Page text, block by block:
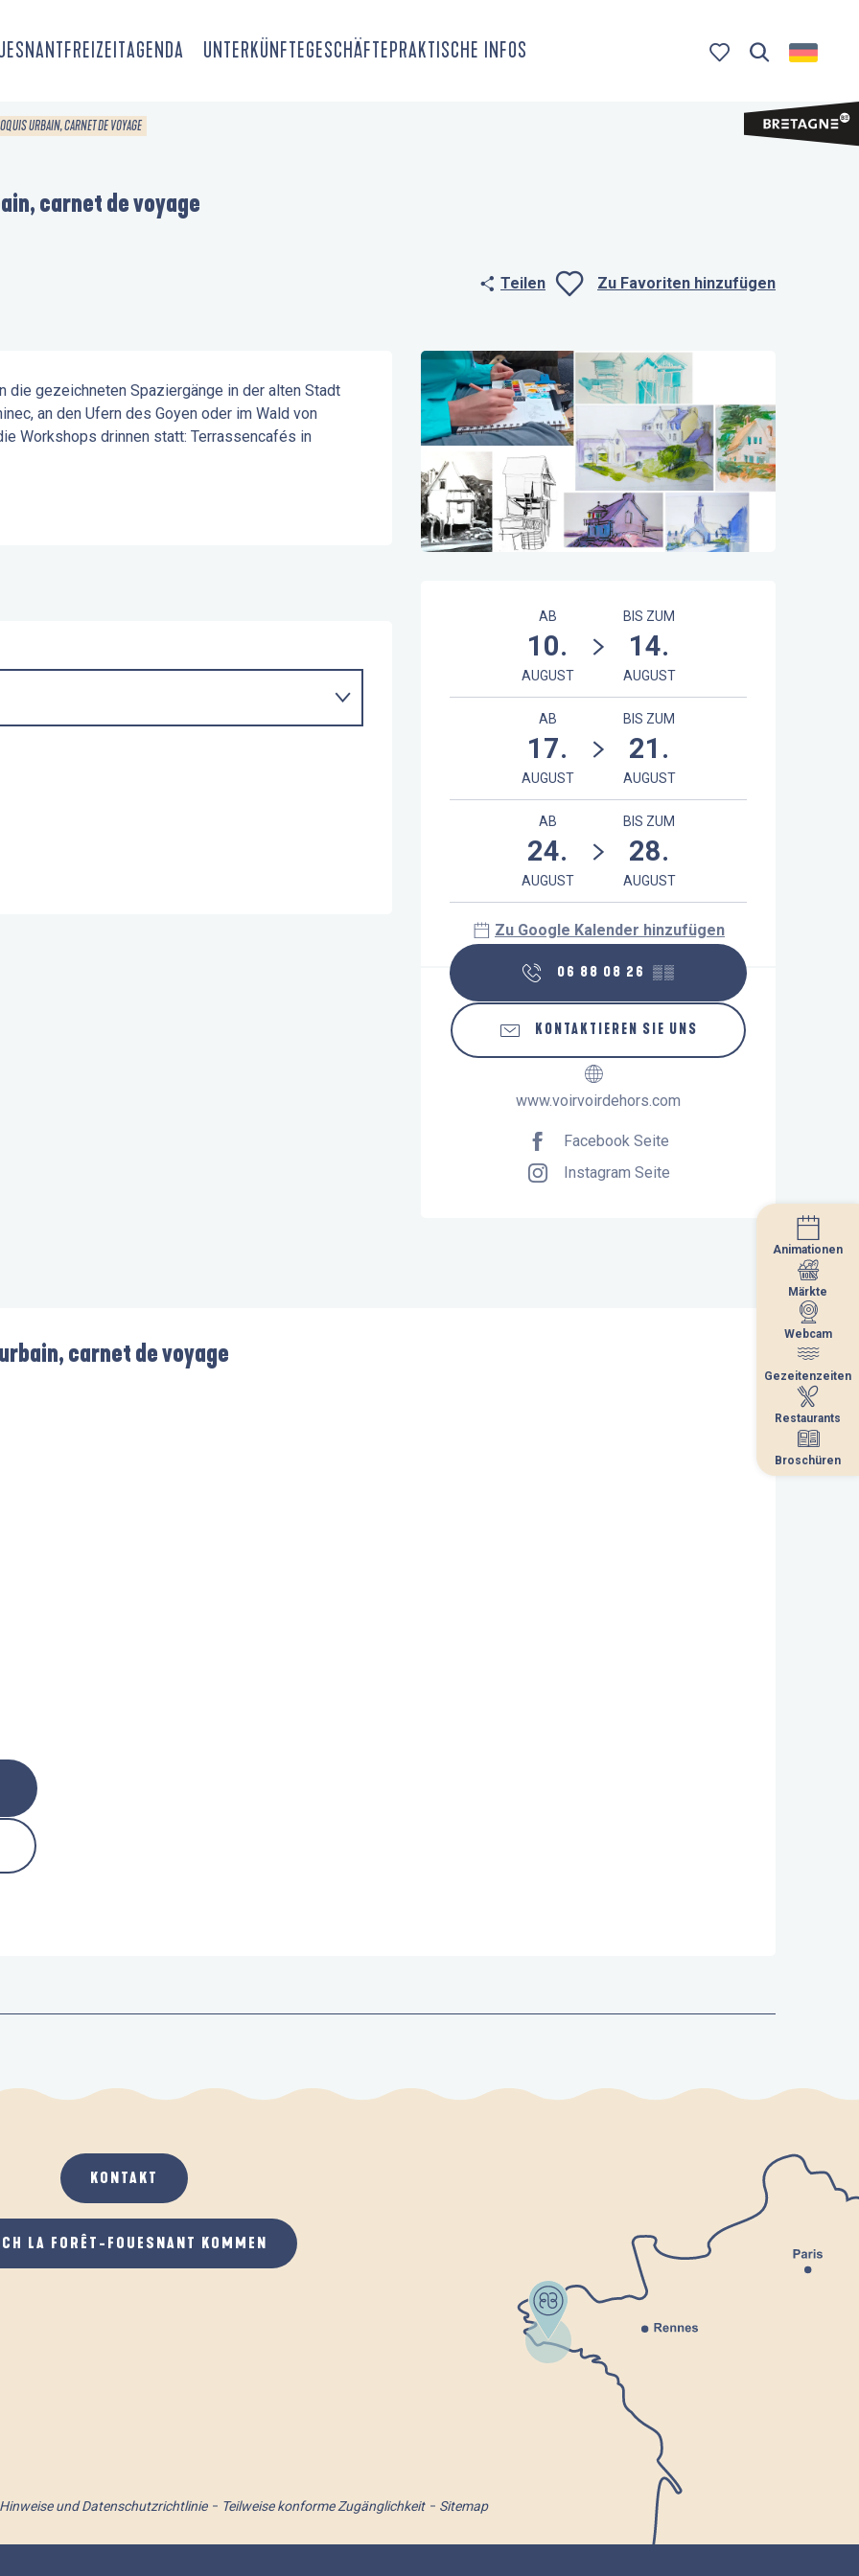
FREIZEITAGENDA UNTERKÜNFTEGESCHÄFTEPRAKTISCHE INFOS
Animationen
Märkte
Webcam
Gezeitenzeiten
Restaurants
Broschüren
URBAIN, CARNET DE VOYAGE
carnet de voyage
Teilen Zu Favoriten hinzufügen
Öffnungszeiten & Kontaktdaten
AB
10.
AUGUST
BIS ZUM
14.
AUGUST
AB
17.
AUGUST
BIS ZUM
21.
AUGUST
AB
24.
AUGUST
BIS ZUM
28.
AUGUST
Zu Google Kalender hinzufügen
06 88 08 26 ▒▒
KONTAKTIEREN SIE UNS
www.voirvoirdehors.com
Facebook Seite
Instagram Seite
gezeichneten Spaziergänge in der alten Stadt
an den Ufern des Goyen oder im Wald von
Workshops drinnen statt: Terrassencafés in
carnet de voyage
KONTAKT
LA FORÊT-FOUESNANT KOMMEN
und Datenschutzrichtlinie Teilweise konforme Zugänglichkeit Sitemap